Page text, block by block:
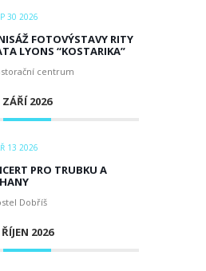
30 2026
FOTOVÝSTAVY RITY
LYONS “KOSTARIKA”
centrum
ZÁŘÍ 2026
13 2026
PRO TRUBKU A
Dobříš
ŘÍJEN 2026